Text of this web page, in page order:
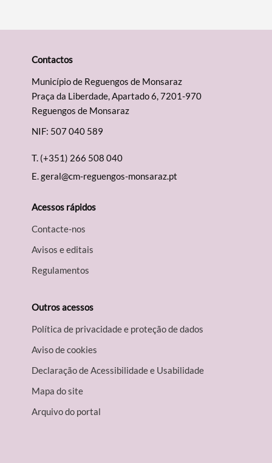
Contactos
Município de Reguengos de Monsaraz
Praça da Liberdade, Apartado 6, 7201-970
Reguengos de Monsaraz
NIF: 507 040 589
T. (+351) 266 508 040
E.geral@cm-reguengos-monsaraz.pt
Acessos rápidos
Contacte-nos
Avisos e editais
Regulamentos
Outros acessos
Política de privacidade e proteção de dados
Aviso de cookies
Declaração de Acessibilidade e Usabilidade
Mapa do site
Arquivo do portal